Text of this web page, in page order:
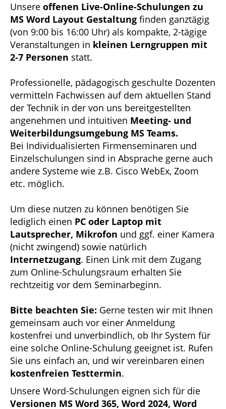
Unsere offenen Live-Online-Schulungen zu
MS Word Layout Gestaltung finden ganztägig
(von 9:00 bis 16:00 Uhr) als kompakte, 2-tägige
Veranstaltungen in kleinen Lerngruppen mit
2-7 Personen statt.
Professionelle, pädagogisch geschulte Dozenten
vermitteln Fachwissen auf dem aktuellen Stand
der Technik in der von uns bereitgestellten
angenehmen und intuitiven Meeting- und
Weiterbildungsumgebung MS Teams.
Bei Individualisierten Firmenseminaren und
Einzelschulungen sind in Absprache gerne auch
andere Systeme wie z.B. Cisco WebEx, Zoom
etc. möglich.
Um diese nutzen zu können benötigen Sie
lediglich einen PC oder Laptop mit
Lautsprecher, Mikrofon und ggf. einer Kamera
(nicht zwingend) sowie natürlich
Internetzugang. Einen Link mit dem Zugang
zum Online-Schulungsraum erhalten Sie
rechtzeitig vor dem Seminarbeginn.
Bitte beachten Sie: Gerne testen wir mit Ihnen
gemeinsam auch vor einer Anmeldung
kostenfrei und unverbindlich, ob Ihr System für
eine solche Online-Schulung geeignet ist. Rufen
Sie uns einfach an, und wir vereinbaren einen
kostenfreien Testtermin.
Unsere Word-Schulungen eignen sich für die
Versionen MS Word 365, Word 2024, Word